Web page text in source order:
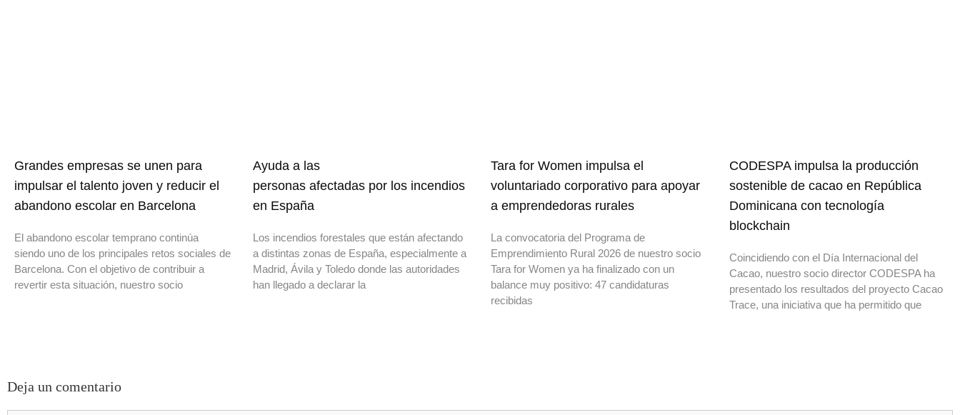
Grandes empresas se unen para
impulsar el talento joven y reducir el
abandono escolar en Barcelona
El abandono escolar temprano continúa
siendo uno de los principales retos sociales de
Barcelona. Con el objetivo de contribuir a
revertir esta situación, nuestro socio
Ayuda a las
personas afectadas por los incendios
en España
Los incendios forestales que están afectando
a distintas zonas de España, especialmente a
Madrid, Ávila y Toledo donde las autoridades
han llegado a declarar la
Tara for Women impulsa el
voluntariado corporativo para apoyar
a emprendedoras rurales
La convocatoria del Programa de
Emprendimiento Rural 2026 de nuestro socio
Tara for Women ya ha finalizado con un
balance muy positivo: 47 candidaturas
recibidas
CODESPA impulsa la producción
sostenible de cacao en República
Dominicana con tecnología
blockchain
Coincidiendo con el Día Internacional del
Cacao, nuestro socio director CODESPA ha
presentado los resultados del proyecto Cacao
Trace, una iniciativa que ha permitido que
Deja un comentario